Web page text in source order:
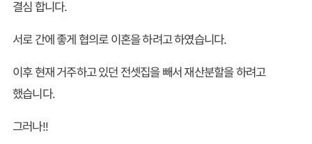
결심 합니다.
서로 간에 좋게 협의로 이혼을 하려고 하였습니다.
이후 현재 거주하고 있던 전셋집을 빼서 재산분할을 하려고
했습니다.
그러나!!